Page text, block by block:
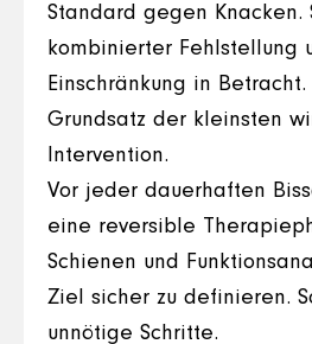
Standard gegen Knacken.
kombinierter Fehlstellung
Einschränkung in
Grundsatz der kleinsten
Intervention.
Vor jeder dauerhaften
eine reversible
Schienen und
Ziel sicher zu definieren.
unnötige Schritte.